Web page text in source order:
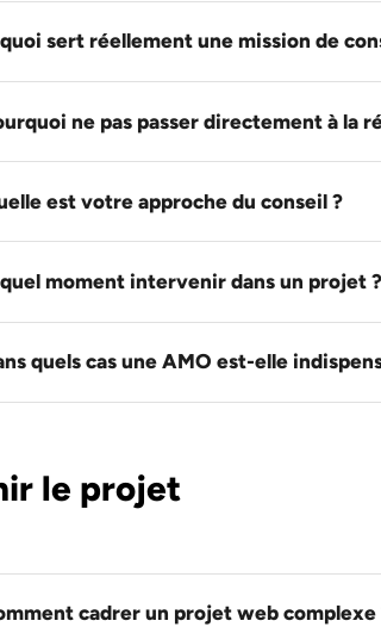
sert réellement une mission de
ne pas passer directement à la
est votre approche du conseil ?
moment intervenir dans un projet ?
quels cas une AMO est-elle
le projet
cadrer un projet web complexe